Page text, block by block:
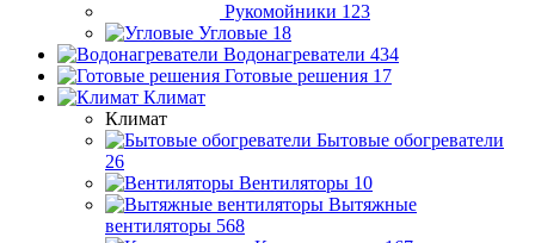
Рукомойники 123
Угловые 18
Водонагреватели 434
Готовые решения 17
Климат
Климат
Бытовые обогреватели
26
Вентиляторы 10
Вытяжные
вентиляторы 568